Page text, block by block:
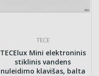
TECE
TECElux Mini elektroninis
stiklinis vandens
nuleidimo klavišas, balta